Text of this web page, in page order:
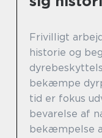
Frivilligt
historie og
bekæmpe
tid er fokus
bevarelse af
bekæmpelse